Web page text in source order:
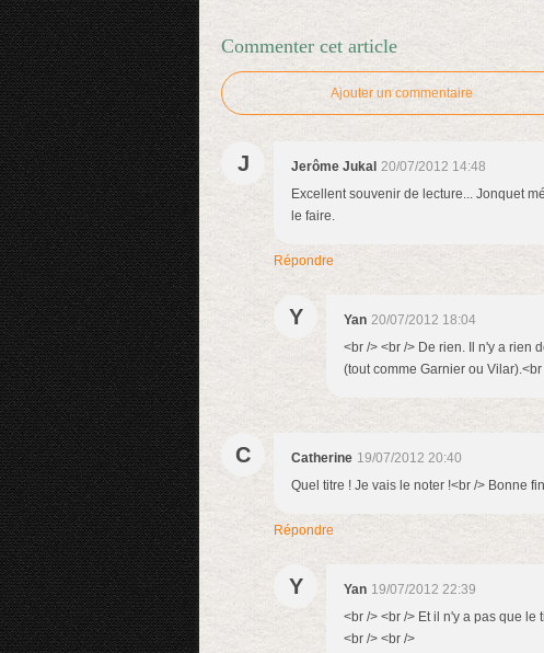
Commenter cet article
Ajouter un commentaire
J Jerôme Jukal 20/07/2012 14:48
Excellent souvenir de lecture... Jonquet
le faire.
Répondre
Y Yan 20/07/2012 18:04
<br /> <br /> De rien. Il n'y a rien
(tout comme Garnier ou
C Catherine 19/07/2012 20:40
Quel titre ! Je vais le noter !<br /> Bonne
Répondre
Y Yan 19/07/2012 22:39
<br /> <br /> Et il n'y a pas que
<br /> <br />